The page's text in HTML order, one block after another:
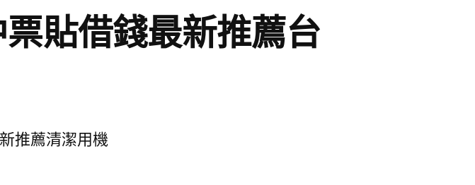
貼借錢最新推薦台
推薦清潔用機